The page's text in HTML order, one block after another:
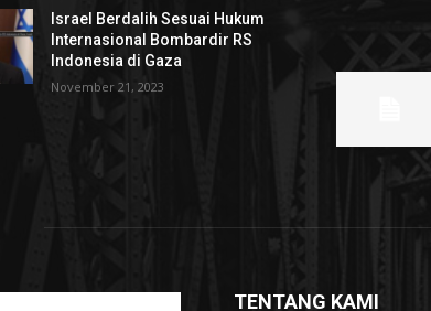
Israel Berdalih Sesuai Hukum
Internasional Bombardir RS
Indonesia di Gaza
November 21, 2023
TENTANG KAMI